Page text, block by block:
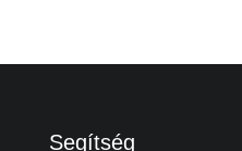
Segítség